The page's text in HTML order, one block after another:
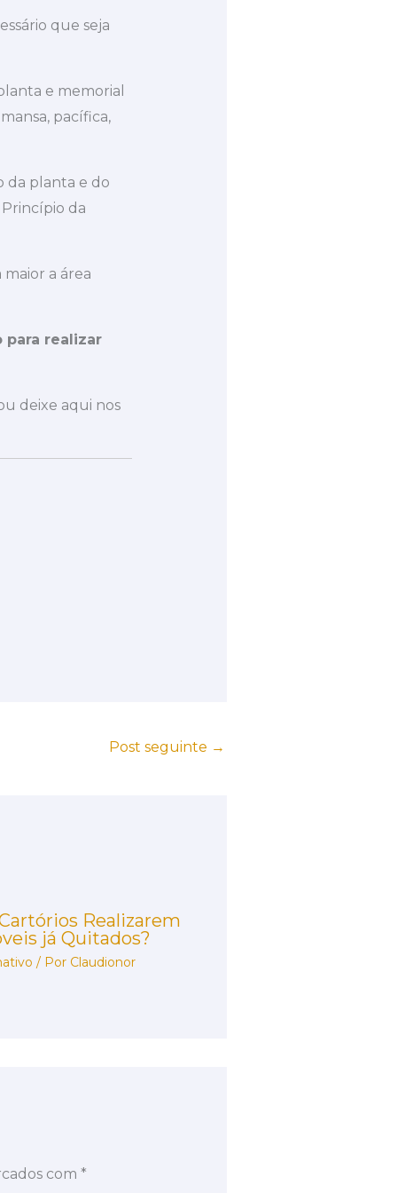
que seja
e memorial
pacífica,
da planta e do
da
a área
para realizar
deixe aqui nos
Post seguinte →
Realizarem
já Quitados?
/ Por Claudionor
com *